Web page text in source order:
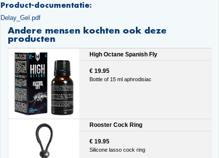
Product-documentatie:
Delay_Gel.pdf
Andere mensen kochten ook deze
producten
High Octane Spanish Fly
€ 19.95
Bottle of 15 ml aphrodisiac
Rooster Cock Ring
€ 19.95
Silicone lasso cock ring